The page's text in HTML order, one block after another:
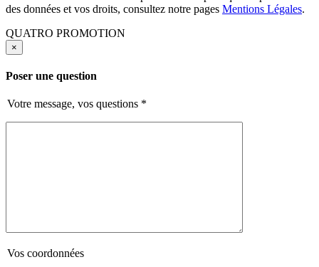
des données et vos droits, consultez notre pages Mentions Légales.
QUATRO PROMOTION
×
Poser une question
Votre message, vos questions *
Vos coordonnées